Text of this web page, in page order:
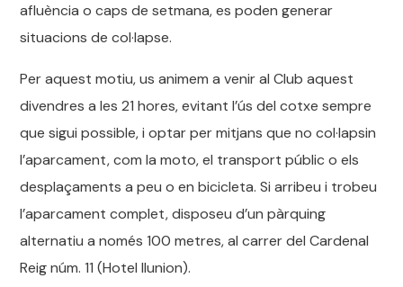
afluència o caps de setmana, es poden generar
situacions de col·lapse.
Per aquest motiu, us animem a venir al Club aquest
divendres a les 21 hores, evitant l’ús del cotxe sempre
que sigui possible, i optar per mitjans que no col·lapsin
l’aparcament, com la moto, el transport públic o els
desplaçaments a peu o en bicicleta. Si arribeu i trobeu
l’aparcament complet, disposeu d’un pàrquing
alternatiu a només 100 metres, al carrer del Cardenal
Reig núm. 11 (Hotel Ilunion).